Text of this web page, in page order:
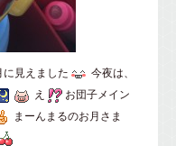
見えました
今夜は、
え
お団子メイン
まーんまるのお月さま